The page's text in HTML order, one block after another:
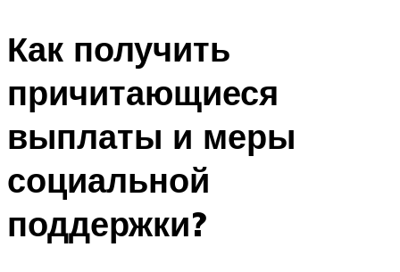
Как получить
причитающиеся
выплаты и меры
социальной
поддержки?